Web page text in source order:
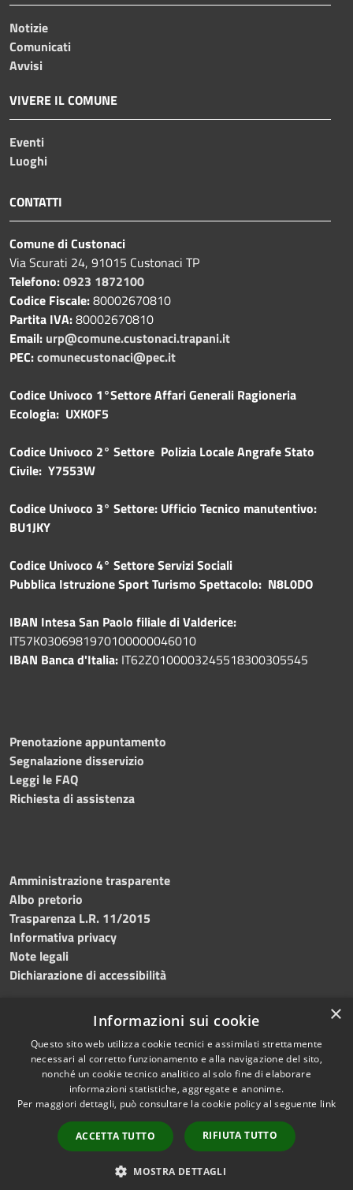
Notizie
Comunicati
Avvisi
VIVERE IL COMUNE
Eventi
Luoghi
CONTATTI
Comune di Custonaci
Via Scurati 24, 91015 Custonaci TP
Telefono:0923 1872100
Codice Fiscale:80002670810
Partita IVA:80002670810
Email: urp@comune.custonaci.trapani.it
PEC:comunecustonaci@pec.it
Codice Univoco 1°Settore Affari Generali Ragioneria
Ecologia: UXK0F5
Codice Univoco 2° Settore Polizia Locale Angrafe Stato
Civile: Y7553W
Codice Univoco 3° Settore: Ufficio Tecnico manutentivo:
BU1JKY
Codice Univoco 4° Settore Servizi Sociali
Pubblica Istruzione Sport Turismo Spettacolo: N8L0DO
IBAN Intesa San Paolo filiale di Valderice:
IT57K0306981970100000046010
IBAN Banca d'Italia: IT62Z0100003245518300305545
Prenotazione appuntamento
Segnalazione disservizio
Leggi le FAQ
Richiesta di assistenza
Amministrazione trasparente
Albo pretorio
Trasparenza L.R. 11/2015
Informativa privacy
Note legali
Dichiarazione di accessibilità
RSS
Accessibilità
Cookie
Mappa del sito
Contatti
Copyright © 2026 • Comune di
Custonaci • Powered by
Municipium•Accesso
redazione
×
Informazioni sui cookie
Questo sito web utilizza cookie tecnici e assimilati strettamente
necessari al corretto funzionamento e alla navigazione del sito,
nonché un cookie tecnico analitico al solo fine di elaborare
informazioni statistiche, aggregate e anonime.
Per maggiori dettagli, può consultare la cookie policy al seguente link
ACCETTA TUTTO RIFIUTA TUTTO
MOSTRA DETTAGLI